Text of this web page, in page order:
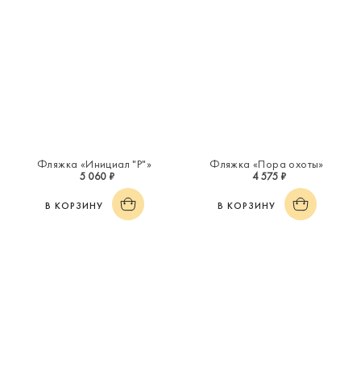
Фляжка «Инициал "Р"»
5 060 ₽
В КОРЗИНУ
Фляжка «Пора охоты»
4 575 ₽
В КОРЗИНУ